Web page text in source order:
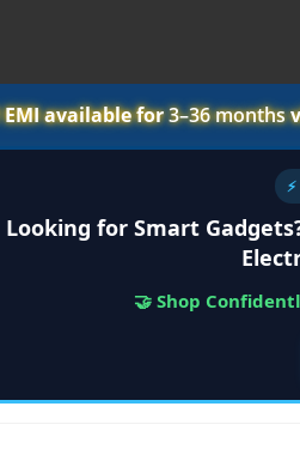
EMI available for3–36 months
Looking for Smart
🤝 Shop